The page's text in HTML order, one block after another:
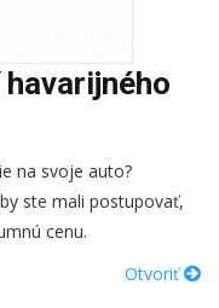
na svoje auto?
ste mali postupovať,
cenu.
Otvoriť